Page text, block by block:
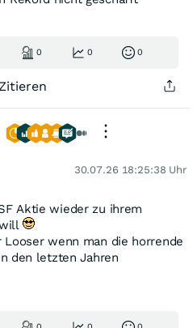
0 0 0
Zitieren
30.07.26 18:25:38 Uhr
Aktie wieder zu ihrem
will
wenn man die horrende
den letzten Jahren